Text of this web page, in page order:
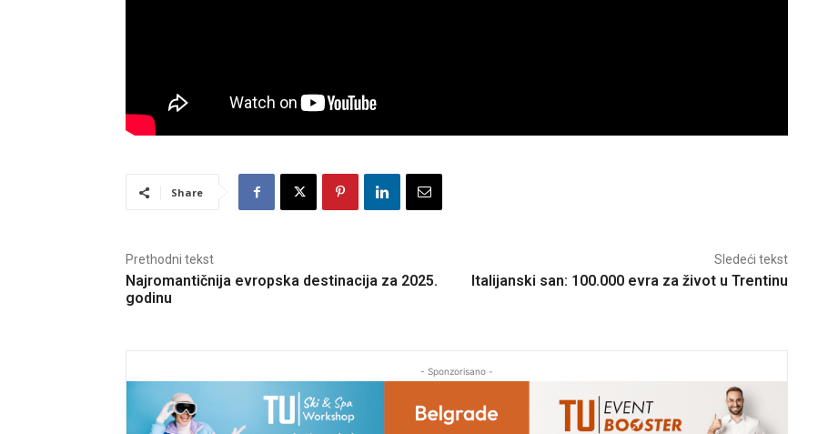
Share
Prethodni tekst
Najromantičnija evropska destinacija za 2025.
godinu
Sledeći tekst
Italijanski san: 100.000 evra za život u Trentinu
- Sponzorisano -